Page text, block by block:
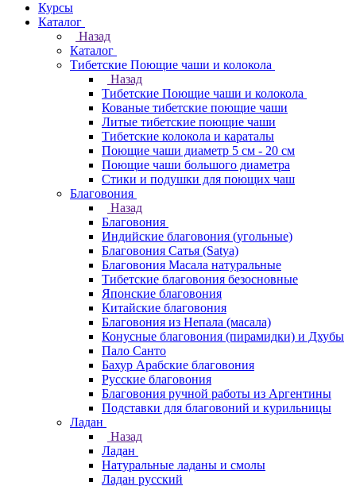
Курсы
Каталог
Назад
Каталог
Тибетские Поющие чаши и колокола
Назад
Тибетские Поющие чаши и колокола
Кованые тибетские поющие чаши
Литые тибетские поющие чаши
Тибетские колокола и караталы
Поющие чаши диаметр 5 см - 20 см
Поющие чаши большого диаметра
Стики и подушки для поющих чаш
Благовония
Назад
Благовония
Индийские благовония (угольные)
Благовония Сатья (Satya)
Благовония Масала натуральные
Тибетские благовония безосновные
Японские благовония
Китайские благовония
Благовония из Непала (масала)
Конусные благовония (пирамидки) и Дхубы
Пало Санто
Бахур Арабские благовония
Русские благовония
Благовония ручной работы из Аргентины
Подставки для благовоний и курильницы
Ладан
Назад
Ладан
Натуральные ладаны и смолы
Ладан русский